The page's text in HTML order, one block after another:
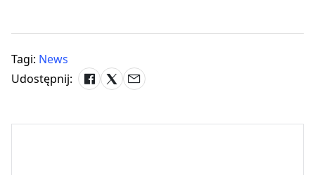
Tagi: News
Udostępnij: